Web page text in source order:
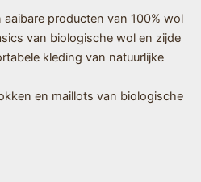
aaibare producten van 100% wol
van biologische wol en zijde
kleding van natuurlijke
en maillots van biologische